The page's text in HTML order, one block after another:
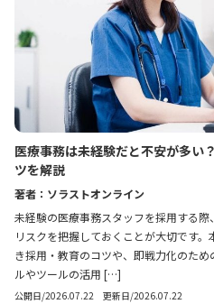
医療事務は未経験だと不安が多い
ツを解説
著者：ソラストオンライン
未経験の医療事務スタッフを採用する
リスクを把握しておくことが大切です
き採用・教育のコツや、即戦力化のた
ルやツールの活用 […]
公開日/2026.07.22 更新日/2026.07.22